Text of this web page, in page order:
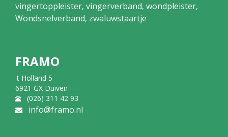
vingertoppleister, vingerverband, wondpleister,
Wondsnelverband, zwaluwstaartje
FRAMO
't Holland 5
6921 GX Duiven
(026) 311 42 93
info@framo.nl